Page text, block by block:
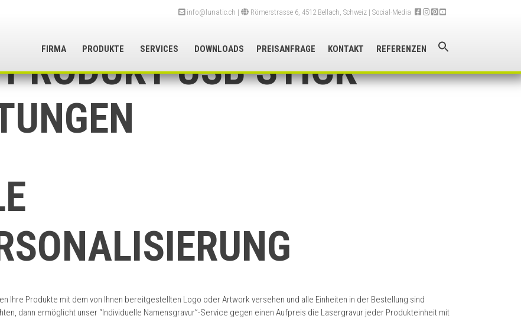
info@lunatic.ch | Römerstrasse 6, 4512 Bellach, Schweiz | Social-Media
FIRMA PRODUKTE SERVICES DOWNLOADS PREISANFRAGE KONTAKT REFERENZEN
PRODUKT USB STICK
Ihre Produkte mit dem von Ihnen bereitgestellten Logo oder Artwork versehen und alle Einheiten in der Bestellung sind
dann ermöglicht unser “Individuelle Namensgravur”-Service gegen einen Aufpreis die Lasergravur jeder Produkteinheit mit